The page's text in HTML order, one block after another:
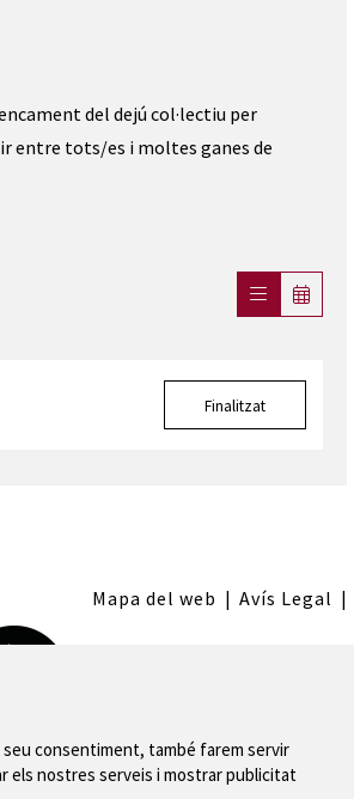
del dejú col·lectiu per
entre tots/es i moltes ganes de
Finalitzat
Mapa del web | Avís Legal |
consentiment, també farem servir
els nostres serveis i mostrar publicitat